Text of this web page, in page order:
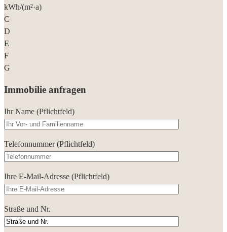
kWh/(m²·a)
C
D
E
F
G
Immobilie anfragen
Ihr Name (Pflichtfeld)
Telefonnummer (Pflichtfeld)
Ihre E-Mail-Adresse (Pflichtfeld)
Straße und Nr.